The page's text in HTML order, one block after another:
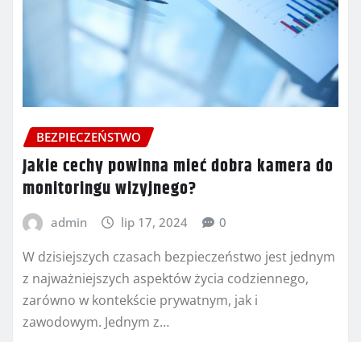
BEZPIECZEŃSTWO
Jakie cechy powinna mieć dobra kamera do
monitoringu wizyjnego?
admin lip 17, 2024 0
W dzisiejszych czasach bezpieczeństwo jest jednym
z najważniejszych aspektów życia codziennego,
zarówno w kontekście prywatnym, jak i
zawodowym. Jednym z…